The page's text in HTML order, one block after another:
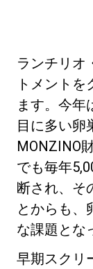
ランチリオ
トメント
ます。今年
目に多い卵
MONZINO
でも毎年
断され、そ
とからも、
な課題とな
早期スクリ
研究室紹
サステ
接続
お問い